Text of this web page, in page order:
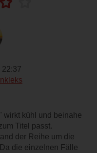
22:37
wirkt kühl und beinahe
Titel passt.
der Reihe um die
die einzelnen Fälle